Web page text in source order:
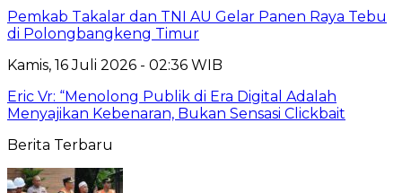
Pemkab Takalar dan TNI AU Gelar Panen Raya Tebu
di Polongbangkeng Timur
Kamis, 16 Juli 2026 - 02:36 WIB
Eric Vr: “Menolong Publik di Era Digital Adalah
Menyajikan Kebenaran, Bukan Sensasi Clickbait
Berita Terbaru